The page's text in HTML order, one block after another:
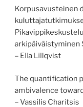
Korpusavusteinen
– Ella Lillqvist
The quantification
ambivalence
– Vassilis Charitsis